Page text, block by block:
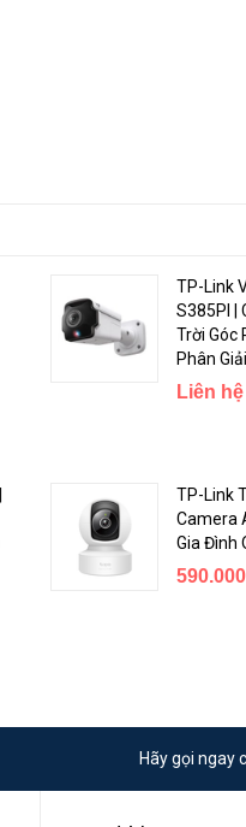
TP-Link
S385PI |
Trời Góc
Phân
Liên hệ
TP-Link
Camera
Gia Đình
Hãy gọi ngay